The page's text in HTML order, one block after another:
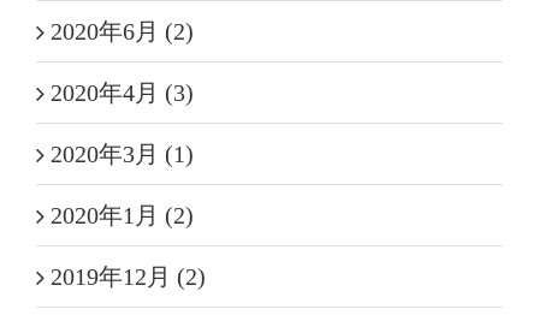
2020年6月 (2)
2020年4月 (3)
2020年3月 (1)
2020年1月 (2)
2019年12月 (2)